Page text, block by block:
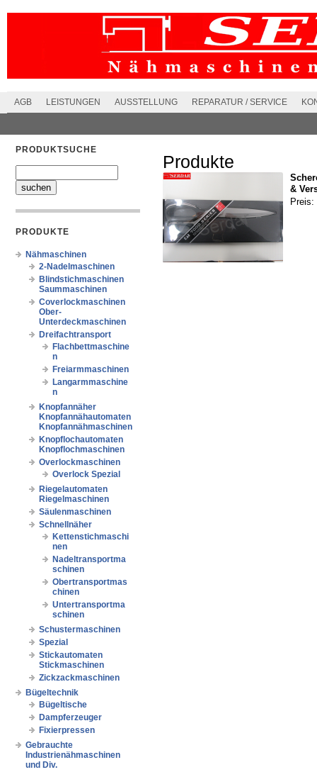
AGB LEISTUNGEN AUSSTELLUNG REPARATUR / SERVICE
PRODUKTSUCHE
PRODUKTE
Nähmaschinen
2-Nadelmaschinen
Blindstichmaschinen
Saummaschinen
Coverlockmaschinen
Ober-
Unterdeckmaschinen
Dreifachtransport
Flachbettmaschine
n
Freiarmmaschinen
Langarmmaschine
n
Knopfannäher
Knopfannähautomaten
Knopfannähmaschinen
Knopflochautomaten
Knopflochmaschinen
Overlockmaschinen
Overlock Spezial
Riegelautomaten
Riegelmaschinen
Säulenmaschinen
Schnellnäher
Kettenstichmaschi
nen
Nadeltransportma
schinen
Obertransportmas
chinen
Untertransportma
schinen
Schustermaschinen
Spezial
Stickautomaten
Stickmaschinen
Zickzackmaschinen
Bügeltechnik
Bügeltische
Dampferzeuger
Fixierpressen
Gebrauchte
Industrienähmaschinen
und Div.
Produkte
&
Preis: